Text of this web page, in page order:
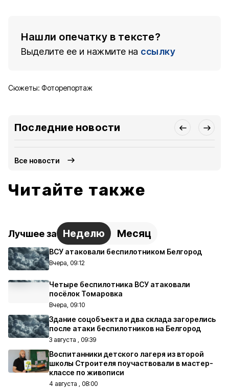
Нашли опечатку в тексте?
Выделите ее и нажмите на ссылку
Сюжеты: Фоторепортаж
Последние новости
Все новости
Читайте также
Лучшее за Неделю Месяц
ВСУ атаковали беспилотником Белгород
Вчера, 09:12
Четыре беспилотника ВСУ атаковали
посёлок Томаровка
Вчера, 09:10
Здание соцобъекта и два склада загорелись
после атаки беспилотников на Белгород
3 августа , 09:39
Воспитанники детского лагеря из второй
школы Строителя поучаствовали в мастер-
классе по живописи
4 августа , 08:00